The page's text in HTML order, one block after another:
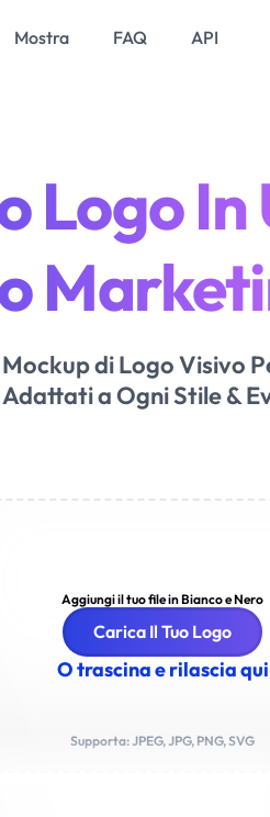
Mostra FAQ API
Logo
di Logo Visivo
Adattati a Ogni Stile &
Aggiungi il tuo file in Bianco e Nero
Carica Il Tuo Logo
O trascina e rilascia qui
Supporta: JPEG, JPG, PNG, SVG